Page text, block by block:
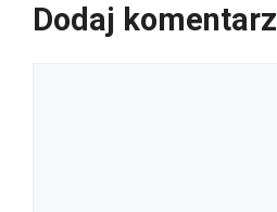
Dodaj komentarz